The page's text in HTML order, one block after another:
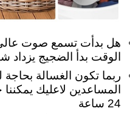
هل بدأت تسمع صوت عالي
الوقت بدأ الضجيج يزداد
ربما تكون الغسالة بحاجة
المساعدين لاعليك
24 ساعة